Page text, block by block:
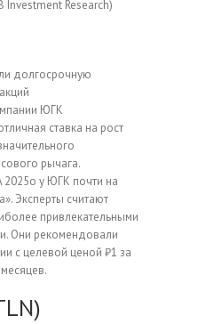
Investment Research)
долгосрочную
ЮГК
ставка на рост
рычага.
2025о у ЮГК почти на
Эксперты считают
привлекательными
Они рекомендовали
с целевой ценой ₽1 за